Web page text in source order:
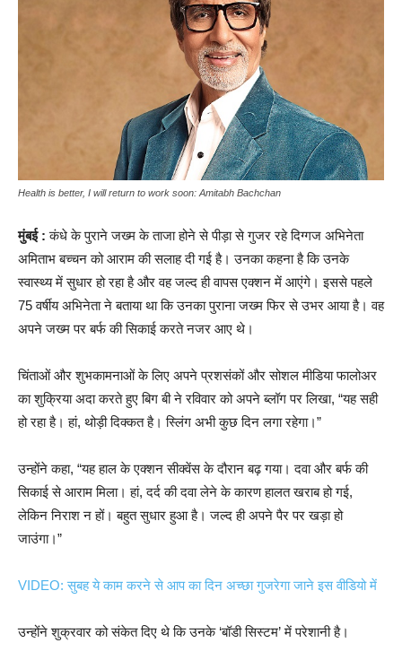
Health is better, I will return to work soon: Amitabh Bachchan
मुंबई :कंधे के पुराने जख्म के ताजा होने से पीड़ा से गुजर रहे दिग्गज अभिनेता
अमिताभ बच्चन को आराम की सलाह दी गई है। उनका कहना है कि उनके
स्वास्थ्य में सुधार हो रहा है और वह जल्द ही वापस एक्शन में आएंगे। इससे पहले
75 वर्षीय अभिनेता ने बताया था कि उनका पुराना जख्म फिर से उभर आया है। वह
अपने जख्म पर बर्फ की सिकाई करते नजर आए थे।
चिंताओं और शुभकामनाओं के लिए अपने प्रशसंकों और सोशल मीडिया फालोअर
का शुक्रिया अदा करते हुए बिग बी ने रविवार को अपने ब्लॉग पर लिखा, “यह सही
हो रहा है। हां, थोड़ी दिक्कत है। स्लिंग अभी कुछ दिन लगा रहेगा।”
उन्होंने कहा, “यह हाल के एक्शन सीक्वेंस के दौरान बढ़ गया। दवा और बर्फ की
सिकाई से आराम मिला। हां, दर्द की दवा लेने के कारण हालत खराब हो गई,
लेकिन निराश न हों। बहुत सुधार हुआ है। जल्द ही अपने पैर पर खड़ा हो
जाउंगा।”
VIDEO: सुबह ये काम करने से आप का दिन अच्छा गुजरेगा जाने इस वीडियो में
उन्होंने शुक्रवार को संकेत दिए थे कि उनके ‘बॉडी सिस्टम’ में परेशानी है।